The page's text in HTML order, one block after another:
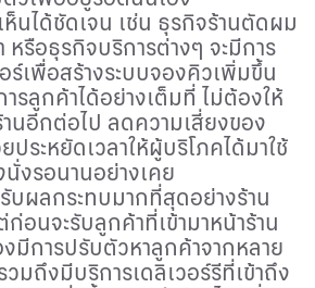
ห็นได้ชัดเจน เช่น ธุรกิจร้านตัดผม
รือธุรกิจบริการต่างๆ จะมีการ
เพื่อสร้างระบบจองคิวเพิ่มขึ้น
ารลูกค้าได้อย่างเต็มที่ ไม่ต้องให้
นอีกต่อไป ลดความเสี่ยงของ
ประหยัดเวลาให้ผู้บริโภคได้มาใช้
งรอนานอย่างเคย
ผลกระทบมากที่สุดอย่างร้าน
อนจะรับลูกค้าที่เข้ามาหน้าร้าน
มีการปรับตัวหาลูกค้าจากหลาย
มถึงมีบริการเดลิเวอร์รีที่เข้าถึง